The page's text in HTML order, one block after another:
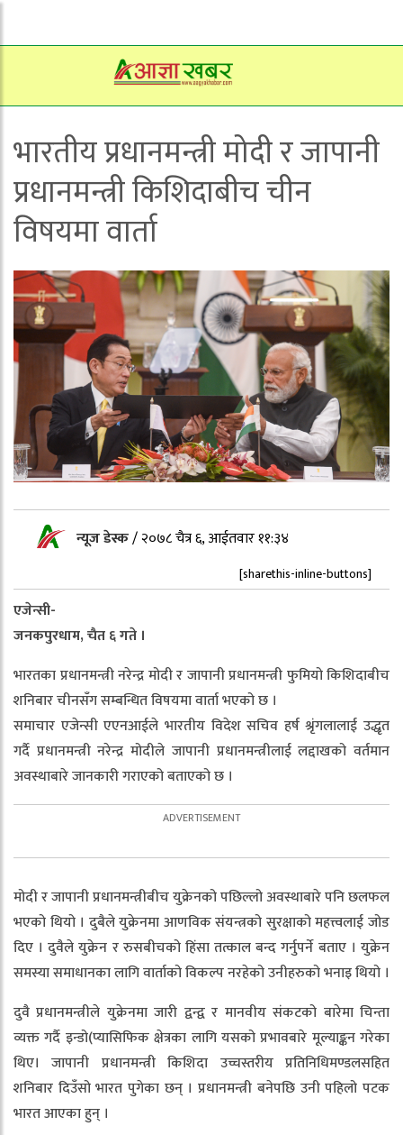
भारतीय प्रधानमन्त्री मोदी र जापानी
प्रधानमन्त्री किशिदाबीच चीन
विषयमा वार्ता
न्यूज डेस्क/२०७८ चैत्र ६, आईतवार ११:३४
[sharethis-inline-buttons]
एजेन्सी-
जनकपुरधाम, चैत ६ गते ।
भारतका प्रधानमन्त्री नरेन्द्र मोदी र जापानी प्रधानमन्त्री फुमियो किशिदाबीच
शनिबार चीनसँग सम्बन्धित विषयमा वार्ता भएको छ ।
समाचार एजेन्सी एएनआईले भारतीय विदेश सचिव हर्ष श्रृंगलालाई उद्धृत
गर्दै प्रधानमन्त्री नरेन्द्र मोदीले जापानी प्रधानमन्त्रीलाई लद्दाखको वर्तमान
अवस्थाबारे जानकारी गराएको बताएको छ ।
मोदी र जापानी प्रधानमन्त्रीबीच युक्रेनको पछिल्लो अवस्थाबारे पनि छलफल
भएको थियो । दुबैले युक्रेनमा आणविक संयन्त्रको सुरक्षाको महत्त्वलाई जोड
दिए । दुवैले युक्रेन र रुसबीचको हिंसा तत्काल बन्द गर्नुपर्ने बताए । युक्रेन
समस्या समाधानका लागि वार्ताको विकल्प नरहेको उनीहरुको भनाइ थियो ।
दुवै प्रधानमन्त्रीले युक्रेनमा जारी द्वन्द्व र मानवीय संकटको बारेमा चिन्ता
व्यक्त गर्दै इन्डो(प्यासिफिक क्षेत्रका लागि यसको प्रभावबारे मूल्याङ्कन गरेका
थिए। जापानी प्रधानमन्त्री किशिदा उच्चस्तरीय प्रतिनिधिमण्डलसहित
शनिबार दिउँसो भारत पुगेका छन् । प्रधानमन्त्री बनेपछि उनी पहिलो पटक
भारत आएका हुन् ।